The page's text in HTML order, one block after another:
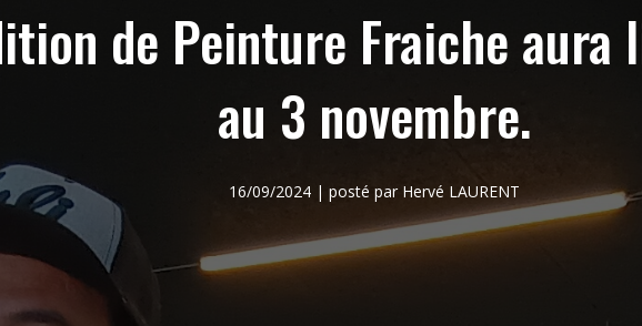
de Peinture Fraiche
au 3 novembre.
16/09/2024 | posté par Hervé LAURENT